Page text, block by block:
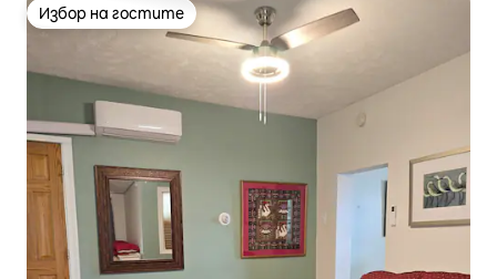
Избор на гостите
Избор на гостите